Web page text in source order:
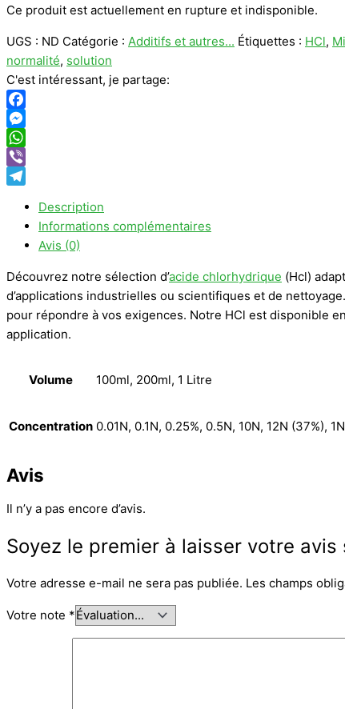
Ce produit est actuellement en rupture et indisponible.
UGS : ND Catégorie : Additifs et autres... Étiquettes : HCl,
normalité, solution
C'est intéressant, je partage:
Facebook
Messenger
WhatsApp
Viber
Description
Informations complémentaires
Avis (0)
Découvrez notre sélection d’acide chlorhydrique (Hcl)
d’applications industrielles ou scientifiques et de
pour répondre à vos exigences. Notre HCl est disponible
application.
Volume 100ml, 200ml, 1 Litre
Concentration 0.01N, 0.1N, 0.25%, 0.5N, 10N, 12N (37%),
Avis
Il n’y a pas encore d’avis.
Soyez le premier à laisser votre avis
Votre adresse e-mail ne sera pas publiée. Les champs
Votre note *